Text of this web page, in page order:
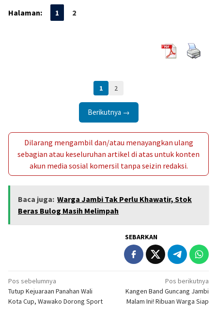
Halaman: 1 2
1 2
Berikutnya →
Dilarang mengambil dan/atau menayangkan ulang
sebagian atau keseluruhan artikel di atas untuk konten
akun media sosial komersil tanpa seizin redaksi.
Baca juga: Warga Jambi Tak Perlu Khawatir, Stok
Beras Bulog Masih Melimpah
SEBARKAN
Navigasi
pos
Pos sebelumnya
Tutup Kejuaraan Panahan Wali
Kota Cup, Wawako Dorong Sport
Pos berikutnya
Kangen Band Guncang Jambi
Malam Ini! Ribuan Warga Siap